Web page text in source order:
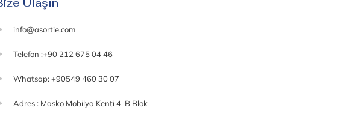
Ulaşın
info@asortie.com
Telefon :+90 212 675 04 46
Whatsap: +90549 460 30 07
Adres : Masko Mobilya Kenti 4-B Blok